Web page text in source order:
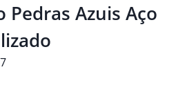
Pedras Azuis Aço